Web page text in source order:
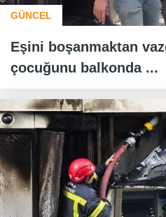
GÜNCEL
Eşini boşanmaktan
çocuğunu balkonda ...